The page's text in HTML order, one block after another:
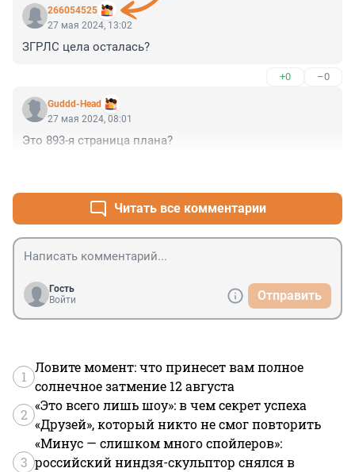
266054525
27 мая 2024, 13:02
ЗГРЛС цела осталась?
+0 –0
Guddd-Head
27 мая 2024, 08:01
Это 893-я страница плана?
Читать все комментарии
Гость
Войти
Отправить
1
Ловите момент: что принесет вам полное
солнечное затмение 12 августа
2
«Это всего лишь шоу»: в чем секрет успеха
«Друзей», который никто не смог повторить
3
«Минус — слишком много спойлеров»:
российский ниндзя-скульптор снялся в